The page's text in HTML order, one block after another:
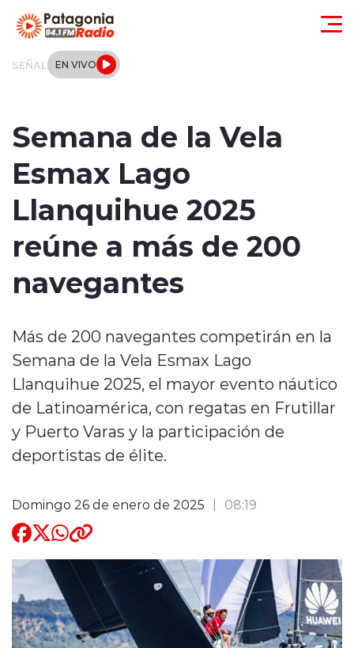
SEÑAL EN VIVO
Tendencias
Internacional
Entrevistas
Quienes Somos
modo claro
Semana de la Vela
Esmax Lago
Llanquihue 2025
reúne a más de 200
navegantes
Más de 200 navegantes competirán en la
Semana de la Vela Esmax Lago
Llanquihue 2025, el mayor evento náutico
de Latinoamérica, con regatas en Frutillar
y Puerto Varas y la participación de
deportistas de élite.
Domingo 26 de enero de 2025 08:19